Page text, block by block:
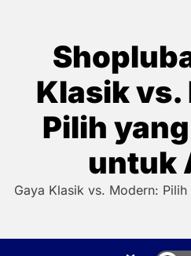
Klasik vs.
Pilih
untuk
Gaya Klasik vs. Modern: